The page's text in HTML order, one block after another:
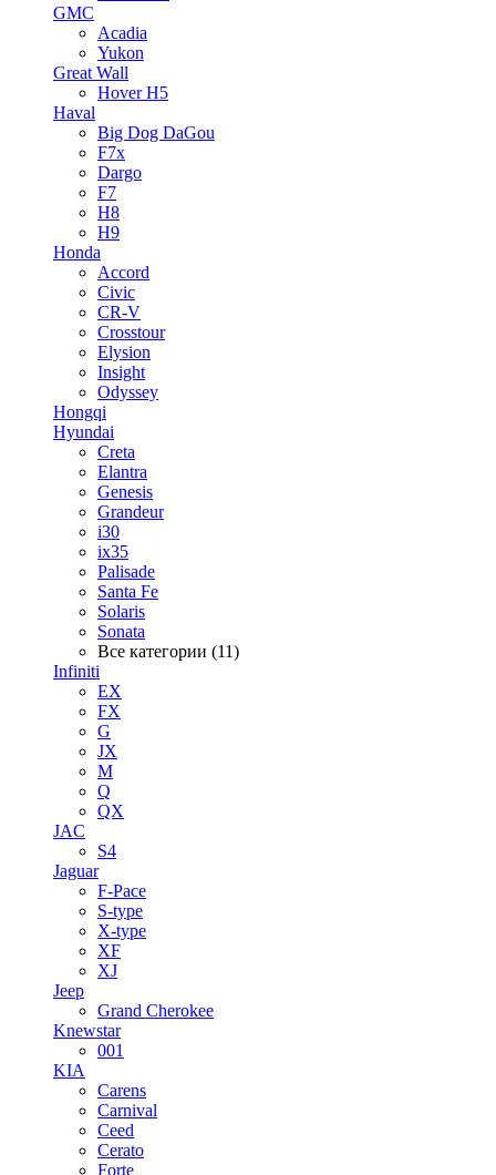
GMC
Acadia
Yukon
Great Wall
Hover H5
Haval
Big Dog DaGou
F7x
Dargo
F7
H8
H9
Honda
Accord
Civic
CR-V
Crosstour
Elysion
Insight
Odyssey
Hongqi
Hyundai
Creta
Elantra
Genesis
Grandeur
i30
ix35
Palisade
Santa Fe
Solaris
Sonata
Все категории (11)
Infiniti
EX
FX
G
JX
M
Q
QX
JAC
S4
Jaguar
F-Pace
S-type
X-type
XF
XJ
Jeep
Grand Cherokee
Knewstar
001
KIA
Carens
Carnival
Ceed
Cerato
Forte